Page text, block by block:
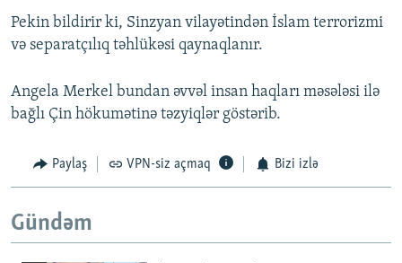
Pekin bildirir ki, Sinzyan vilayətindən İslam terrorizmi
və separatçılıq təhlükəsi qaynaqlanır.
Angela Merkel bundan əvvəl insan haqları məsələsi ilə
bağlı Çin hökumətinə təzyiqlər göstərib.
Paylaş VPN-siz açmaq Bizi izlə
Gündəm